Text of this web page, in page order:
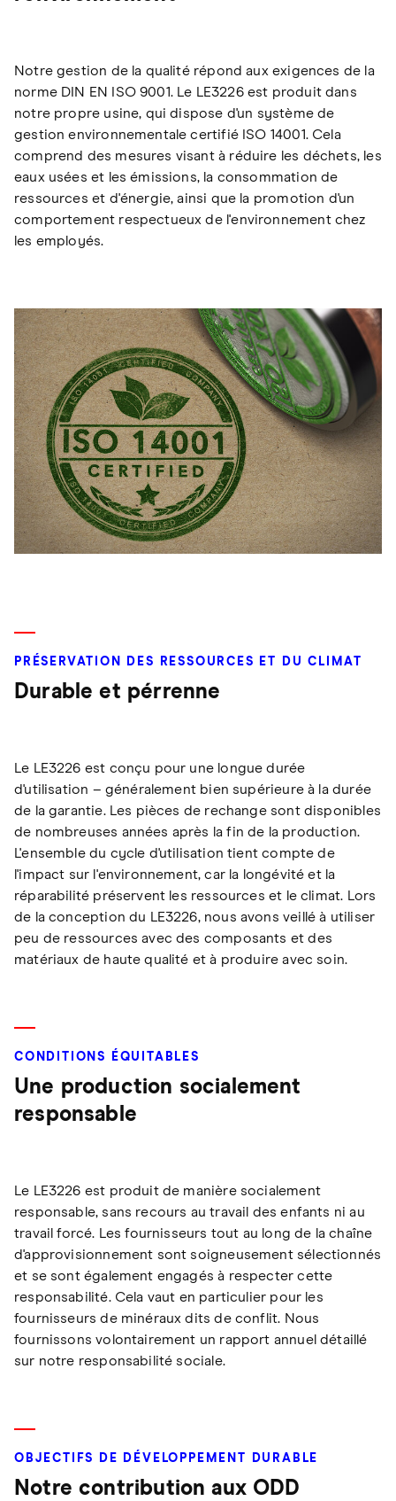
Notre gestion de la qualité répond aux exigences de la
norme DIN EN ISO 9001. Le LE3226 est produit dans
notre propre usine, qui dispose d'un système de
gestion environnementale certifié ISO 14001. Cela
comprend des mesures visant à réduire les déchets, les
eaux usées et les émissions, la consommation de
ressources et d'énergie, ainsi que la promotion d'un
comportement respectueux de l'environnement chez
les employés.
PRÉSERVATION DES RESSOURCES ET DU CLIMAT
Durable et pérrenne
Le LE3226 est conçu pour une longue durée
d'utilisation – généralement bien supérieure à la durée
de la garantie. Les pièces de rechange sont disponibles
de nombreuses années après la fin de la production.
L'ensemble du cycle d'utilisation tient compte de
l'impact sur l'environnement, car la longévité et la
réparabilité préservent les ressources et le climat. Lors
de la conception du LE3226, nous avons veillé à utiliser
peu de ressources avec des composants et des
matériaux de haute qualité et à produire avec soin.
CONDITIONS ÉQUITABLES
Une production socialement
responsable
Le LE3226 est produit de manière socialement
responsable, sans recours au travail des enfants ni au
travail forcé. Les fournisseurs tout au long de la chaîne
d'approvisionnement sont soigneusement sélectionnés
et se sont également engagés à respecter cette
responsabilité. Cela vaut en particulier pour les
fournisseurs de minéraux dits de conflit. Nous
fournissons volontairement un rapport annuel détaillé
sur notre responsabilité sociale.
OBJECTIFS DE DÉVELOPPEMENT DURABLE
Notre contribution aux ODD